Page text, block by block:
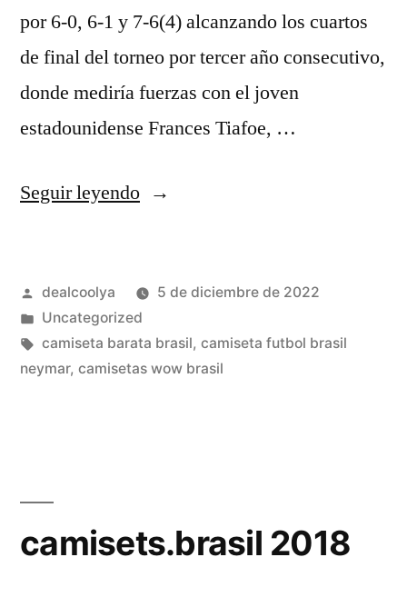
por 6-0, 6-1 y 7-6(4) alcanzando los cuartos
de final del torneo por tercer año consecutivo,
donde mediría fuerzas con el joven
estadounidense Frances Tiafoe, …
Seguir leyendo«camiseta
para
el
mundial
Publicado
por
dealcoolya
5 de diciembre de 2022
Publicado
en
Uncategorized
Etiquetas:
camiseta barata brasil, camiseta futbol brasil
neymar, camisetas wow brasil
camisets.brasil 2018